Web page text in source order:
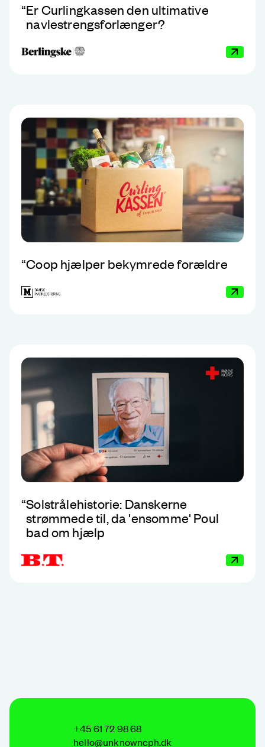
“Er Curlingkassen den ultimative
navlestrengsforlænger?
“Coop hjælper bekymrede forældre
“Solstrålehistorie: Danskerne
strømmede til, da 'ensomme' Poul
bad om hjælp
+45 61 72 98 68
hello@unknowncph.dk